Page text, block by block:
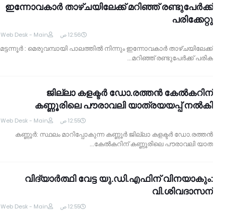
ഇന്നോവകാര്‍ താഴ്ചയിലേക്ക് മറിഞ്ഞ് രണ്ടുപേര്‍ക്ക്
പരിക്കേറ്റു
Web Desk - Main 12:56 ص
മട്ടന്നൂര്‍ : മെരുവമ്പായി പാലത്തില്‍ നിന്നും ഇന്നോവകാര്‍ താഴ്ചയിലേക്ക്
മറിഞ്ഞ് രണ്ടുപേര്‍ക്ക് പരിക…
ജില്ലാ കളക്ടര്‍ ഡോ.രത്തന്‍ കേല്‍കറിന്
കണ്ണൂരിലെ പൗരാവലി യാത്രയയപ്പ് നല്‍കി
Web Desk - Main 12:55 ص
കണ്ണൂര്‍: സ്ഥലം മാറിപ്പോകുന്ന കണ്ണൂര്‍ ജില്ലാ കളക്ടര്‍ ഡോ.രത്തന്‍
കേല്‍കറിന് കണ്ണൂരിലെ പൗരാവലി യാത…
വിദ്യാര്‍ത്ഥി വേട്ട യു.ഡി.എഫിന് വിനയാകും:
വി.ശിവദാസന്‍
Web Desk - Main 12:55 ص